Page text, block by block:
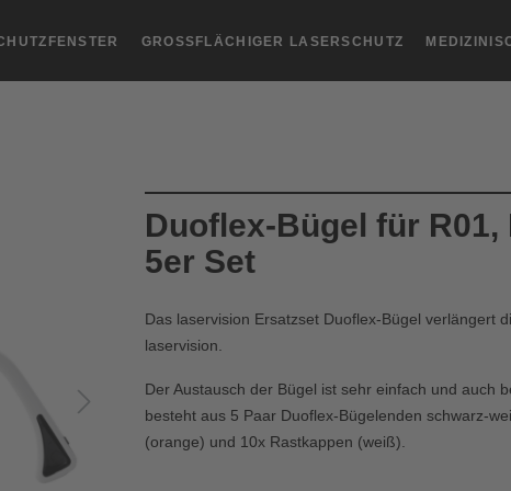
GROSSFLÄCHIGER LASERSCHUTZ
Duoflex-Bügel für R01,
5er Set
Das laservision Ersatzset Duoflex-Bügel verlängert
laservision.
Der Austausch der Bügel ist sehr einfach und auch
besteht aus 5 Paar Duoflex-Bügelenden schwarz-
(orange) und 10x Rastkappen (weiß).